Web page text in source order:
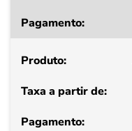
a
de
Pagamento